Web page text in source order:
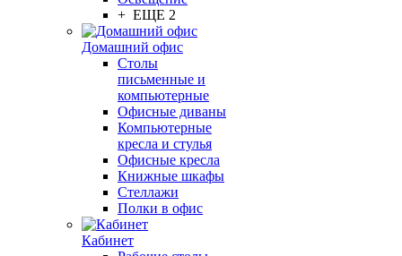
+ ЕЩЕ 2
Домашний офис
Столы
письменные и
компьютерные
Офисные диваны
Компьютерные
кресла и стулья
Офисные кресла
Книжные шкафы
Стеллажи
Полки в офис
Кабинет